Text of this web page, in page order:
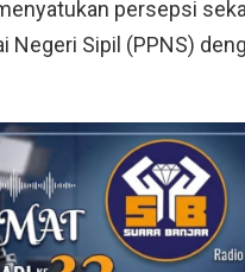
persepsi
Negeri Sipil (PPNS)